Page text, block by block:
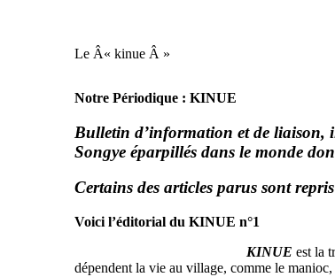
Le Â« kinue Â »
Notre Périodique : KINUE
Bulletin d’information et de liaison,
Songye éparpillés dans le monde
Certains des articles parus sont
Voici l’éditorial du KINUE n°1
KINUE est la
dépendent la vie au village, comme le